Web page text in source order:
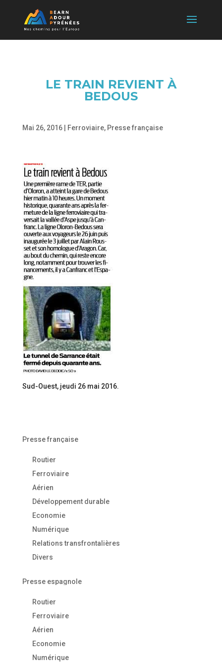
LE TRAIN REVIENT À
BEDOUS
Mai 26, 2016| Ferroviaire, Presse française
Sud-Ouest, jeudi 26 mai 2016.
Presse française
Routier
Ferroviaire
Aérien
Développement durable
Economie
Numérique
Relations transfrontalières
Divers
Presse espagnole
Routier
Ferroviaire
Aérien
Economie
Numérique